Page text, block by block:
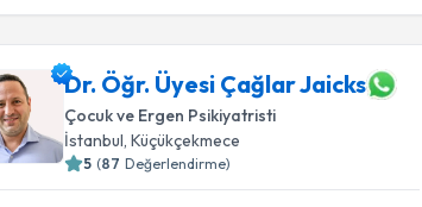
Dr. Öğr. Üyesi Çağlar Jaicks
Çocuk ve Ergen Psikiyatristi
İstanbul , Küçükçekmece
5 (87 Değerlendirme)